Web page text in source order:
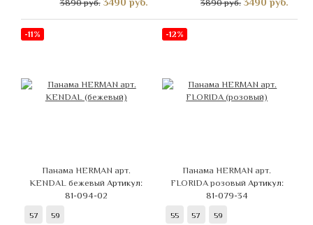
3890 руб. 3890 руб.
-11%
Панама HERMAN арт.
KENDAL бежевыйАртикул:
81-094-02
57 59
-12%
Панама HERMAN арт.
FLORIDA розовый Артикул:
81-079-34
55 57 59